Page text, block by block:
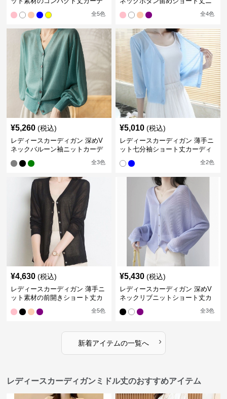
全5色 全4色
¥5,260 (税込)
レディースカーディガン 深めV
ネックバルーン袖ニットカーデ
全3色
¥5,010 (税込)
レディースカーディガン 薄手ニ
ット七分袖ショート丈カーディ
全2色
¥4,630 (税込)
レディースカーディガン 薄手ニ
ット素材の前開きショート丈カ
全5色
¥5,430 (税込)
レディースカーディガン 深めV
ネックリブニットショート丈カ
全3色
新着アイテムの一覧へ ›
レディースカーディガンミドル丈のおすすめアイテム